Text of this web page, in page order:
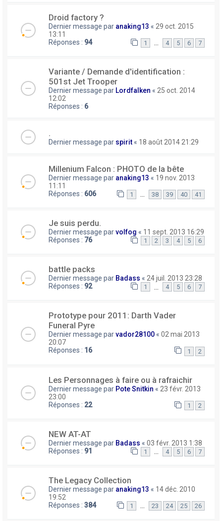
Droid factory ?
Dernier message par anaking13 « 29 oct. 2015
13:11
Réponses : 94 1 4 5 6 7
Variante / Demande d'identification :
501st Jet Trooper
Dernier message par Lordfalken « 25 oct. 2014
12:02
Réponses : 6
.
Dernier message par spirit « 18 août 2014 21:29
Millenium Falcon : PHOTO de la bête
Dernier message par anaking13 « 19 nov. 2013
11:11
Réponses : 606 1 38 39 40 41
Je suis perdu.
Dernier message parvolfog « 11 sept. 2013 16:29
Réponses : 76 1 2 3 4 5 6
battle packs
Dernier message par Badass « 24 juil. 2013 23:28
Réponses : 92 1 4 5 6 7
Prototype pour 2011: Darth Vader
Funeral Pyre
Dernier message parvador28100 « 02 mai 2013
20:07
Réponses : 16 1 2
Les Personnages à faire ou à rafraichir
Dernier message par Pote Snitkin « 23 févr. 2013
23:00
Réponses : 22 1 2
NEW AT-AT
Dernier message par Badass « 03 févr. 2013 1:38
Réponses : 91 1 4 5 6 7
The Legacy Collection
Dernier message par anaking13 « 14 déc. 2010
19:52
Réponses : 384 1 … 23 24 25 26